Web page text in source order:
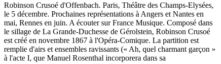
Robinson Crusoé d'Offenbach. Paris, Théâtre des Champs-Elysées,
le 5 décembre. Prochaines représentations à Angers et Nantes en
mai, Rennes en juin. A écouter sur France Musique. Composé dans
le sillage de La Grande-Duchesse de Gérolstein, Robinson Crusoé
est créé en novembre 1867 à l'Opéra-Comique. La partition est
remplie d'airs et ensembles ravissants (« Ah, quel charmant garçon »
à l'acte I, que Manuel Rosenthal incorporera dans sa